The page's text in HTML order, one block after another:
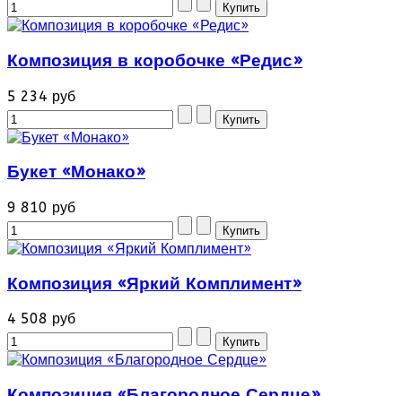
Композиция в коробочке «Редис»
5 234 руб
Букет «Монако»
9 810 руб
Композиция «Яркий Комплимент»
4 508 руб